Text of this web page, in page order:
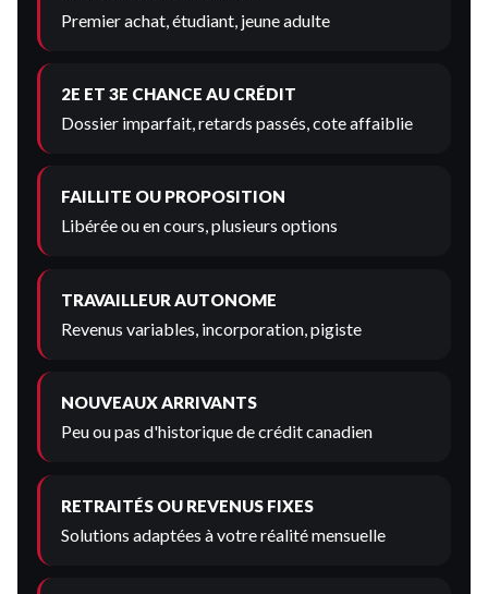
Premier achat, étudiant, jeune adulte
2E ET 3E CHANCE AU CRÉDIT
Dossier imparfait, retards passés, cote affaiblie
FAILLITE OU PROPOSITION
Libérée ou en cours, plusieurs options
TRAVAILLEUR AUTONOME
Revenus variables, incorporation, pigiste
NOUVEAUX ARRIVANTS
Peu ou pas d'historique de crédit canadien
RETRAITÉS OU REVENUS FIXES
Solutions adaptées à votre réalité mensuelle